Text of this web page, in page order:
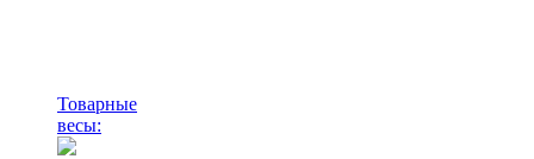
Товарные
весы: